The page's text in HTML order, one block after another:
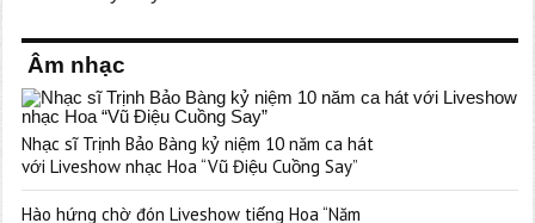
Âm nhạc
Nhạc sĩ Trịnh Bảo Bàng kỷ niệm 10 năm ca hát
với Liveshow nhạc Hoa “Vũ Điệu Cuồng Say”
Hào hứng chờ đón Liveshow tiếng Hoa “Năm